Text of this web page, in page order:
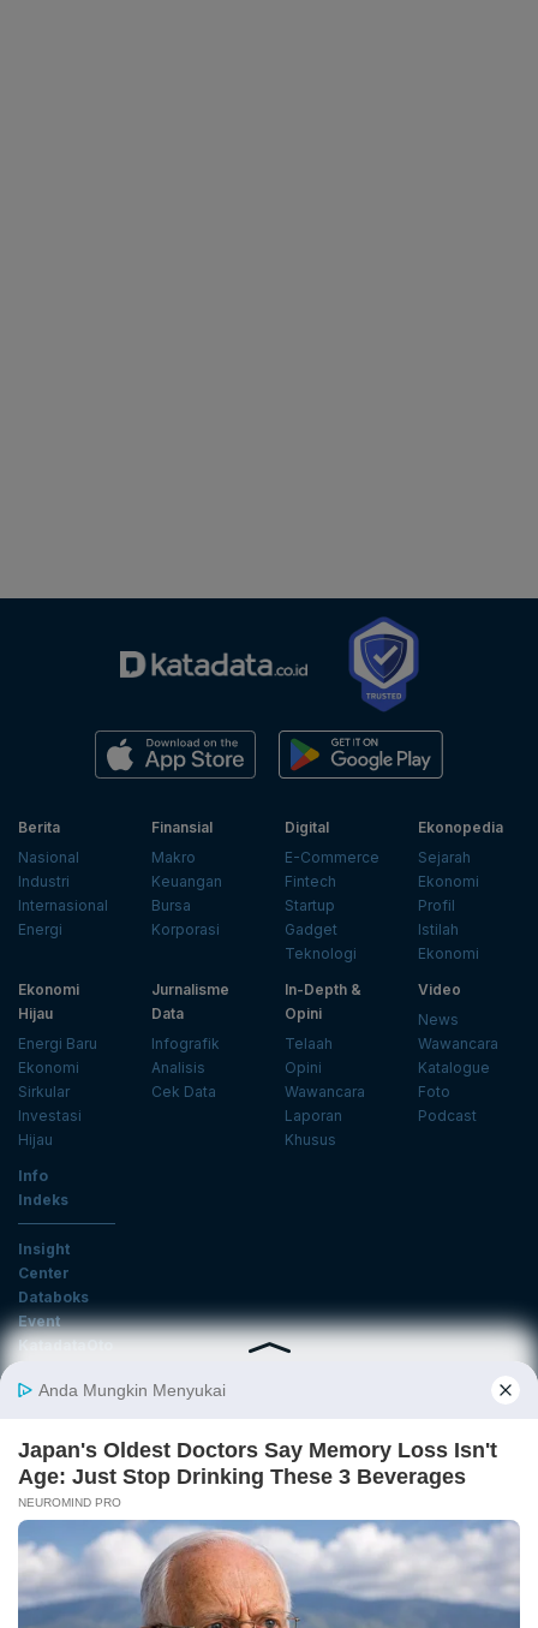
Berita
Nasional
Industri
Internasional
Energi
Finansial
Makro
Keuangan
Bursa
Korporasi
Digital
E-Commerce
Fintech
Startup
Gadget
Teknologi
Ekonopedia
Sejarah
Ekonomi
Profil
Istilah
Ekonomi
Ekonomi
Hijau
Energi Baru
Ekonomi
Sirkular
Investasi
Hijau
Jurnalisme
Data
Infografik
Analisis
Cek Data
In-Depth &
Opini
Telaah
Opini
Wawancara
Laporan
Khusus
Video
News
Wawancara
Katalogue
Foto
Podcast
Info
Indeks
Insight
Center
Databoks
Event
KatadataOto
Email
Daftar
Tentang Katadata Advertising Karier
Pedoman Media Siber